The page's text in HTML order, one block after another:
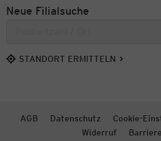
Neue Filialsuche
STANDORT ERMITTELN
AGB Datenschutz Cookie-
Widerruf